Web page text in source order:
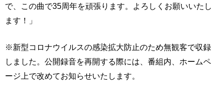
で、この曲で35周年を頑張ります。よろしくお願いいたし
ます！」
※新型コロナウイルスの感染拡大防止のため無観客で収録
しました。公開録音を再開する際には、番組内、ホームペ
ージ上で改めてお知らせいたします。